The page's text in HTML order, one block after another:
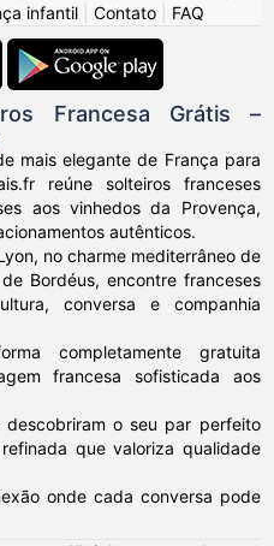
infantil Contato FAQ
Francesa Grátis –
mais elegante de França para
reúne solteiros franceses
aos vinhedos da Provença,
autênticos.
no charme mediterrâneo de
Bordéus, encontre franceses
conversa e companhia
completamente gratuita
francesa sofisticada aos
descobriram o seu par perfeito
que valoriza qualidade
onde cada conversa pode